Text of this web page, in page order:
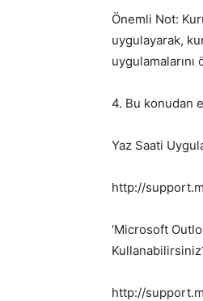
Önemli Not:
uygulayarak,
uygulamalarını
4. Bu konudan
Yaz Saati
http://
‘Microsoft
http://